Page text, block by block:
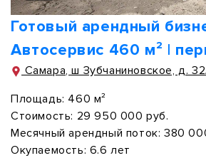
Готовый арендный
Автосервис 460 м² |
Самара, ш Зубчаниновское, д.
Площадь: 460 м²
Стоимость: 29 950 000 руб.
Месячный арендный поток: 380
Окупаемость: 6.6 лет